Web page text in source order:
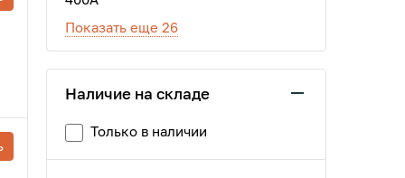
Показать еще 26
Наличие на складе
Только в наличии